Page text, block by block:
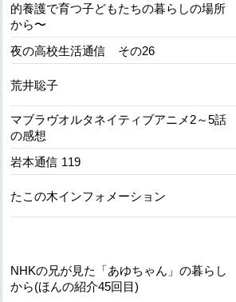
的養護で育つ子どもたちの暮らしの場所
から〜
夜の高校生活通信 その26
荒井聡子
マブラヴオルタネイティブアニメ2～5話
の感想
岩本通信 119
たこの木インフォメーション
NHKの兄が見た「あゆちゃん」の暮らし
から(ほんの紹介45回目)